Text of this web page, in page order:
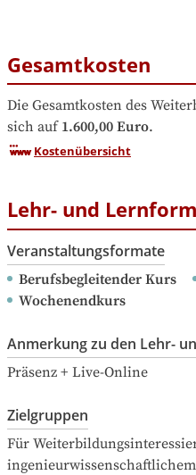
Gesamtkosten
Die Gesamtkosten des
sich auf 1.600,00 Euro.
Kostenübersicht
Lehr- und
Veranstaltungsformate
Berufsbegleitender Kurs
Wochenendkurs
Anmerkung zu den Lehr-
Präsenz + Live-Online
Zielgruppen
Für